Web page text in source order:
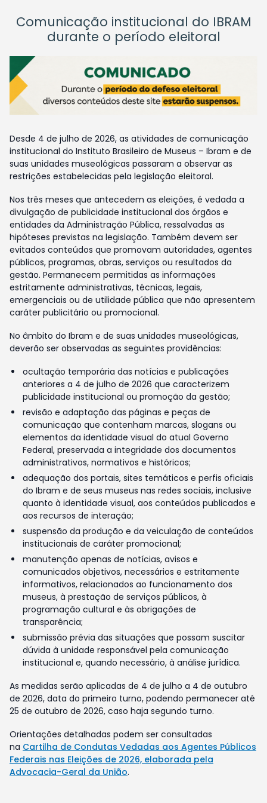
Comunicação institucional do IBRAM
durante o período eleitoral
Desde 4 de julho de 2026, as atividades de comunicação
institucional do Instituto Brasileiro de Museus – Ibram e de
suas unidades museológicas passaram a observar as
restrições estabelecidas pela legislação eleitoral.
Nos três meses que antecedem as eleições, é vedada a
divulgação de publicidade institucional dos órgãos e
entidades da Administração Pública, ressalvadas as
hipóteses previstas na legislação. Também devem ser
evitados conteúdos que promovam autoridades, agentes
públicos, programas, obras, serviços ou resultados da
gestão. Permanecem permitidas as informações
estritamente administrativas, técnicas, legais,
emergenciais ou de utilidade pública que não apresentem
caráter publicitário ou promocional.
No âmbito do Ibram e de suas unidades museológicas,
deverão ser observadas as seguintes providências:
ocultação temporária das notícias e publicações
anteriores a 4 de julho de 2026 que caracterizem
publicidade institucional ou promoção da gestão;
revisão e adaptação das páginas e peças de
comunicação que contenham marcas, slogans ou
elementos da identidade visual do atual Governo
Federal, preservada a integridade dos documentos
administrativos, normativos e históricos;
adequação dos portais, sites temáticos e perfis oficiais
do Ibram e de seus museus nas redes sociais, inclusive
quanto à identidade visual, aos conteúdos publicados e
aos recursos de interação;
suspensão da produção e da veiculação de conteúdos
institucionais de caráter promocional;
manutenção apenas de notícias, avisos e
comunicados objetivos, necessários e estritamente
informativos, relacionados ao funcionamento dos
museus, à prestação de serviços públicos, à
programação cultural e às obrigações de
transparência;
submissão prévia das situações que possam suscitar
dúvida à unidade responsável pela comunicação
institucional e, quando necessário, à análise jurídica.
As medidas serão aplicadas de 4 de julho a 4 de outubro
de 2026, data do primeiro turno, podendo permanecer até
25 de outubro de 2026, caso haja segundo turno.
Orientações detalhadas podem ser consultadas
na Cartilha de Condutas Vedadas aos Agentes Públicos
Federais nas Eleições de 2026, elaborada pela
Advocacia-Geral da União.